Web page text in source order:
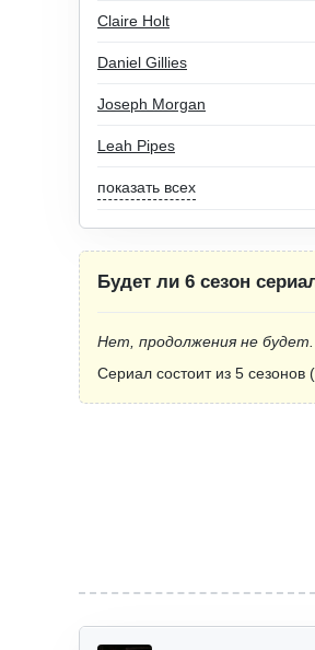
Claire Holt
Daniel Gillies
Joseph Morgan
Leah Pipes
показать всех
Будет ли 6 сезон
Нет, продолжения не
Сериал состоит из 5 сезонов